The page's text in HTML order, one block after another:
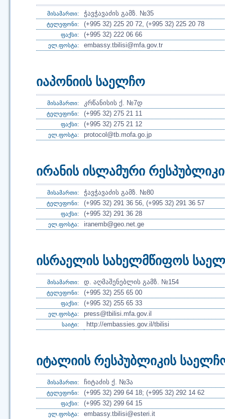
მისამართი: ჭავჭავაძის გამზ. №35
ტელეფონი: (+995 32) 225 20 72, (+995 32) 225 20 78
ფაქსი: (+995 32) 222 06 66
ელ.ფოსტა: embassy.tbilisi@mfa.gov.tr
იაპონიის საელჩო
მისამართი: კრწანისის ქ. №7დ
ტელეფონი: (+995 32) 275 21 11
ფაქსი: (+995 32) 275 21 12
ელ.ფოსტა: protocol@tb.mofa.go.jp
ირანის ისლამური
მისამართი: ჭავჭავაძის გამზ. №80
ტელეფონი: (+995 32) 291 36 56, (+995 32) 291 36 57
ფაქსი: (+995 32) 291 36 28
ელ.ფოსტა: iranemb@geo.net.ge
ისრაელის სახელმწიფოს
მისამართი: დ. აღმაშენებლის გამზ. №154
ტელეფონი: (+995 32) 255 65 00
ფაქსი: (+995 32) 255 65 33
ელ.ფოსტა: press@tbilisi.mfa.gov.il
საიტი: http://embassies.gov.il/tbilisi
იტალიის რესპუბლიკის
მისამართი: ჩიტაძის ქ. №3ა
ტელეფონი: (+995 32) 299 64 18; (+995 32) 292 14 62
ფაქსი: (+995 32) 299 64 15
ელ.ფოსტა: embassy.tbilisi@esteri.it